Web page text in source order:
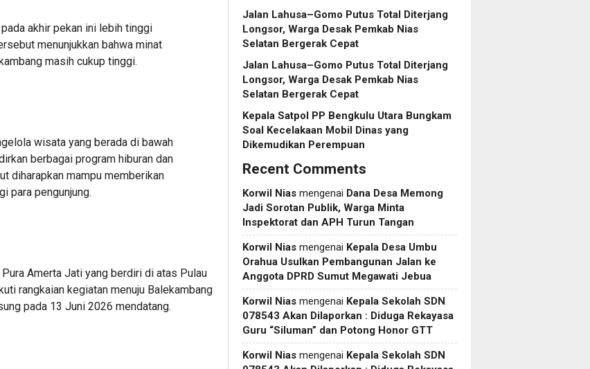
akhir pekan ini lebih tinggi
menunjukkan bahwa minat
masih cukup tinggi.
wisata yang berada di bawah
berbagai program hiburan dan
diharapkan mampu memberikan
para pengunjung.
Amerta Jati yang berdiri di atas Pulau
rangkaian kegiatan menuju Balekambang
pada 13 Juni 2026 mendatang.
Jalan Lahusa–Gomo Putus Total Diterjang
Longsor, Warga Desak Pemkab Nias
Selatan Bergerak Cepat
Jalan Lahusa–Gomo Putus Total Diterjang
Longsor, Warga Desak Pemkab Nias
Selatan Bergerak Cepat
Kepala Satpol PP Bengkulu Utara Bungkam
Soal Kecelakaan Mobil Dinas yang
Dikemudikan Perempuan
Recent Comments
Korwil Nias mengenai Dana Desa Memong
Jadi Sorotan Publik, Warga Minta
Inspektorat dan APH Turun Tangan
Korwil Nias mengenai Kepala Desa Umbu
Orahua Usulkan Pembangunan Jalan ke
Anggota DPRD Sumut Megawati Jebua
Korwil Nias mengenai Kepala Sekolah SDN
078543 Akan Dilaporkan : Diduga Rekayasa
Guru “Siluman” dan Potong Honor GTT
Korwil Nias mengenai Kepala Sekolah SDN